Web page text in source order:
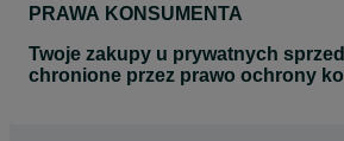
PRAWA KONSUMENTA
Twoje zakupy u prywatnych
chronione przez prawo ochrony